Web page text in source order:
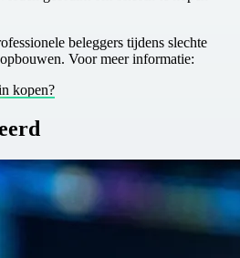
beleggers tijdens slechte
Voor meer informatie:
kopen?